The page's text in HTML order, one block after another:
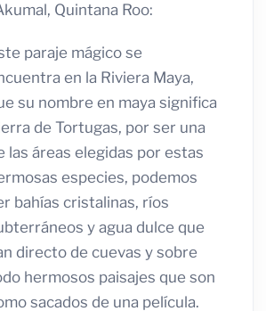
Quintana Roo:
paraje mágico se
en la Riviera Maya,
su nombre en maya significa
de Tortugas, por ser una
las áreas elegidas por estas
especies, podemos
bahías cristalinas, ríos
y agua dulce que
directo de cuevas y sobre
hermosos paisajes que son
sacados de una película.